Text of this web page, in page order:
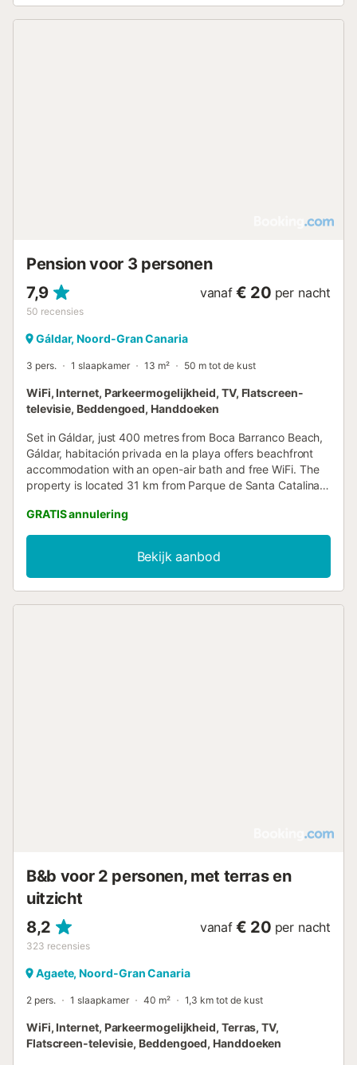
Pension voor 3 personen
7,9
50 recensies
vanaf € 20 per nacht
Gáldar, Noord-Gran Canaria
3 pers. 1 slaapkamer 13 m² 50 m tot de kust
WiFi, Internet, Parkeermogelijkheid, TV, Flatscreen-
televisie, Beddengoed, Handdoeken
Set in Gáldar, just 400 metres from Boca Barranco Beach,
Gáldar, habitación privada en la playa offers beachfront
accommodation with an open-air bath and free WiFi. The
property is located 31 km from Parque de Santa Catalina,
GRATIS annulering
Bekijk aanbod
B&b voor 2 personen, met terras en
uitzicht
8,2
323 recensies
vanaf € 20 per nacht
Agaete, Noord-Gran Canaria
2 pers. 1 slaapkamer 40 m² 1,3 km tot de kust
WiFi, Internet, Parkeermogelijkheid, Terras, TV,
Flatscreen-televisie, Beddengoed, Handdoeken